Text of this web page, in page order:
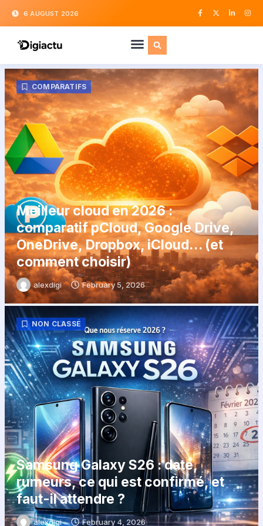
6 AUGUST 2026
COMPARATIFS
Meilleur cloud en 2026 :
comparatif pCloud, Google Drive,
OneDrive, Dropbox, iCloud… (et
comment choisir)
alexdigi February 5, 2026
NON CLASSÉ
Samsung Galaxy S26 : date,
rumeurs, ce qui est confirmé, et
faut-il attendre ?
alexdigi February 4, 2026